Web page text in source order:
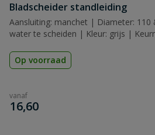
Bladscheider standleiding
Aansluiting: manchet | Diameter:
water te scheiden | Kleur: grijs |
Op voorraad
vanaf
€
16,60